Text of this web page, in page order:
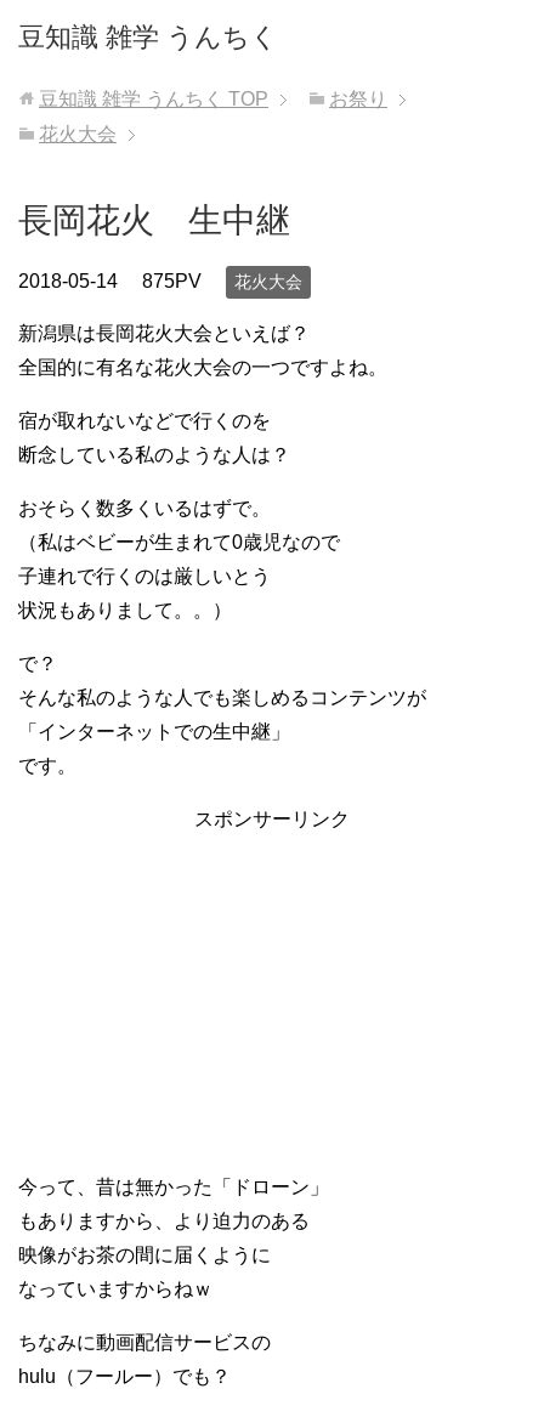
豆知識 雑学 うんちく
豆知識 雑学 うんちく TOP
お祭り
花火大会
長岡花火 生中継
2018-05-14 875PV 花火大会
新潟県は長岡花火大会といえば？
全国的に有名な花火大会の一つですよね。
宿が取れないなどで行くのを
断念している私のような人は？
おそらく数多くいるはずで。
（私はベビーが生まれて0歳児なので
子連れで行くのは厳しいとう
状況もありまして。。）
で？
そんな私のような人でも楽しめるコンテンツが
「インターネットでの生中継」
です。
スポンサーリンク
今って、昔は無かった「ドローン」
もありますから、より迫力のある
映像がお茶の間に届くように
なっていますからねｗ
ちなみに動画配信サービスの
hulu（フールー）でも？